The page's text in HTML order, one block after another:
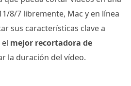
8/7 libremente, Mac y en línea
sus características clave a
mejor recortadora de
la duración del vídeo.